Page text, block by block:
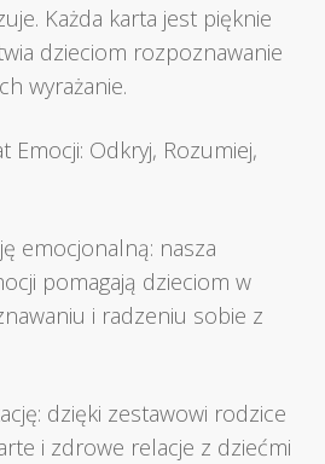
Każda karta jest pięknie
dzieciom rozpoznawanie
wyrażanie.
Emocji: Odkryj, Rozumiej,
emocjonalną: nasza
pomagają dzieciom w
i radzeniu sobie z
dzięki zestawowi rodzice
i zdrowe relacje z dziećmi